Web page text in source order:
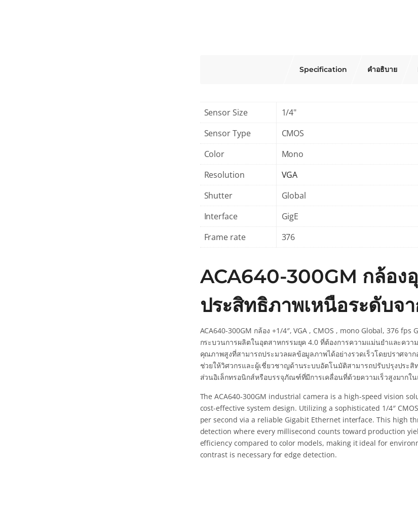
Specification คำอธิบาย
Sensor Size
1/4"
Sensor Type
CMOS
Color
Mono
Resolution
VGA
Shutter
Global
Interface
GigE
Frame rate
376
ACA640-300GM กล้อง
ประสิทธิภาพเหนือระดับจ
ACA640-300GM กล้อง +1/4″, VGA , CMOS , mono Global, 376
กระบวนการผลิตในอุตสาหกรรมยุค 4.0 ที่ต้องการความแม่นยำและคว
คุณภาพสูงที่สามารถประมวลผลข้อมูลภาพได้อย่างรวดเร็วโดยปราศจา
ช่วยให้วิศวกรและผู้เชี่ยวชาญด้านระบบอัตโนมัติสามารถปรับปรุงประ
ส่วนอิเล็กทรอนิกส์หรือบรรจุภัณฑ์ที่มีการเคลื่อนที่ด้วยความเร็วสูงมากใ
The ACA640-300GM industrial camera is a high-speed vision
cost-effective system design. Utilizing a sophisticated 1/4″
per second via a reliable Gigabit Ethernet interface. This high
detection where every millisecond counts toward production
efficiency compared to color models, making it ideal for
contrast is necessary for edge detection.